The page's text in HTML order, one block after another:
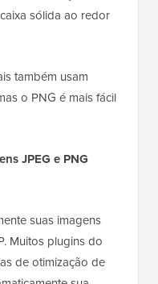
sólida ao redor
também usam
o PNG é mais fácil
JPEG e PNG
suas imagens
Muitos plugins do
de otimização de